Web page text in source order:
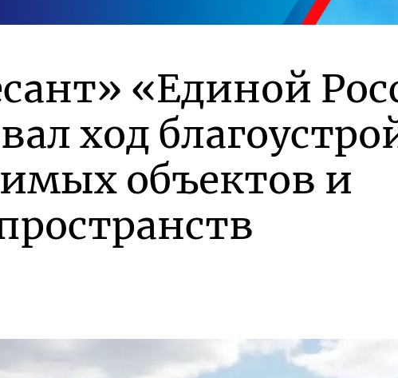
«Единой
ход
объектов и